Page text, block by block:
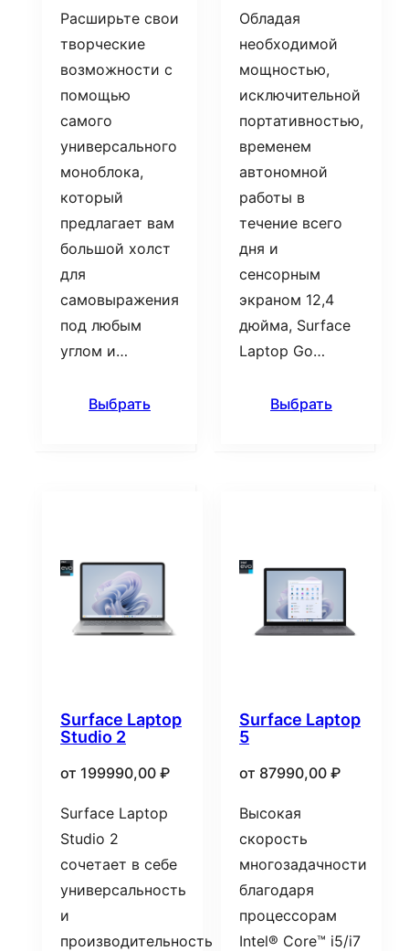
Расширьте свои
творческие
возможности с
помощью
самого
универсального
моноблока,
который
предлагает вам
большой холст
для
самовыражения
под любым
углом и…
Выбрать
Обладая
необходимой
мощностью,
исключительной
портативностью,
временем
автономной
работы в
течение всего
дня и
сенсорным
экраном 12,4
дюйма, Surface
Laptop Go…
Выбрать
Surface Laptop
Studio 2
от 199990,00 ₽
Surface Laptop
Studio 2
сочетает в себе
универсальность
и
производительность
Surface Laptop
5
от 87990,00 ₽
Высокая
скорость
многозадачности
благодаря
процессорам
Intel® Core™ i5/i7